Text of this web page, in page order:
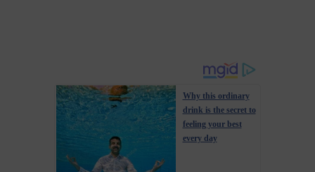
Why this ordinary
drink is the secret to
feeling your best
every day